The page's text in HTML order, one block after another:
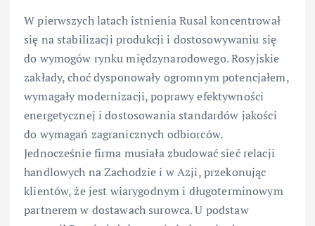
W pierwszych latach istnienia Rusal koncentrował
się na stabilizacji produkcji i dostosowywaniu się
do wymogów rynku międzynarodowego. Rosyjskie
zakłady, choć dysponowały ogromnym potencjałem,
wymagały modernizacji, poprawy efektywności
energetycznej i dostosowania standardów jakości
do wymagań zagranicznych odbiorców.
Jednocześnie firma musiała zbudować sieć relacji
handlowych na Zachodzie i w Azji, przekonując
klientów, że jest wiarygodnym i długoterminowym
partnerem w dostawach surowca. U podstaw